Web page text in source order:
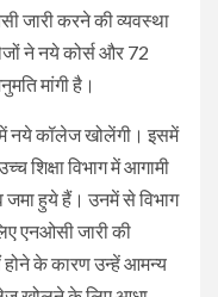
जारी करने की व्यवस्था
ने नये कोर्स और 72
मांगी है।
नये कॉलेज खोलेंगी। इसमें
शिक्षा विभाग में आगामी
हुये हैं। उनमें से विभाग
एनओसी जारी की
होने के कारण उन्हें आमन्य